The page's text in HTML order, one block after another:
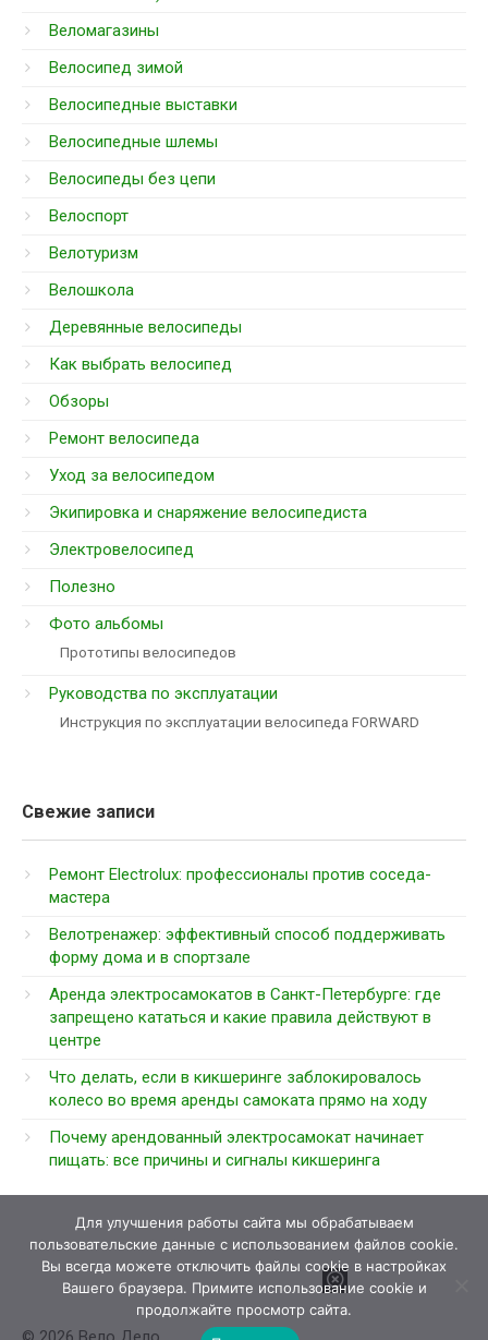
Веломагазины
Велосипед зимой
Велосипедные выставки
Велосипедные шлемы
Велосипеды без цепи
Велоспорт
Велотуризм
Велошкола
Деревянные велосипеды
Как выбрать велосипед
Обзоры
Ремонт велосипеда
Уход за велосипедом
Экипировка и снаряжение велосипедиста
Электровелосипед
Полезно
Фото альбомы
Прототипы велосипедов
Руководства по эксплуатации
Инструкция по эксплуатации велосипеда FORWARD
Свежие записи
Ремонт Electrolux: профессионалы против соседа-
мастера
Велотренажер: эффективный способ поддерживать
форму дома и в спортзале
Аренда электросамокатов в Санкт-Петербурге: где
запрещено кататься и какие правила действуют в
центре
Что делать, если в кикшеринге заблокировалось
колесо во время аренды самоката прямо на ходу
Почему арендованный электросамокат начинает
пищать: все причины и сигналы кикшеринга
Для улучшения работы сайта мы обрабатываем
пользовательские данные с использованием файлов cookie.
Вы всегда можете отключить файлы cookie в настройках
Вашего браузера. Примите использование cookie и
продолжайте просмотр сайта.